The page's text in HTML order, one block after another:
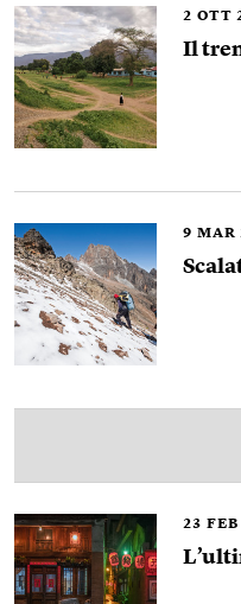
2 OTT
Il
9 MAR
23 FEB